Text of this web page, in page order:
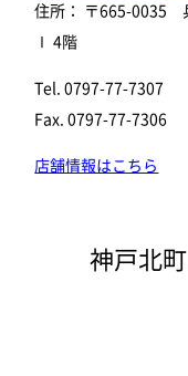
住所： 〒665-0035
Ⅰ 4階
Tel. 0797-77-7307
Fax. 0797-77-7306
店舗情報はこちら
神戸北